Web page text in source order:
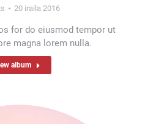
20 iraila 2016
for do eiusmod tempor ut
magna lorem nulla.
album